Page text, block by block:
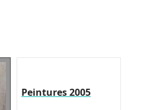
Peintures 2005